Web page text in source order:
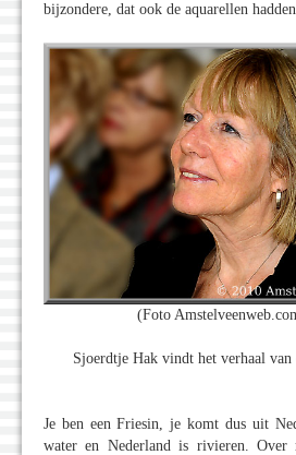
bijzondere, dat ook de aquarellen
(Foto
Sjoerdtje Hak vindt het verhaal van
Je ben een Friesin, je komt dus uit
water en Nederland is rivieren. Over